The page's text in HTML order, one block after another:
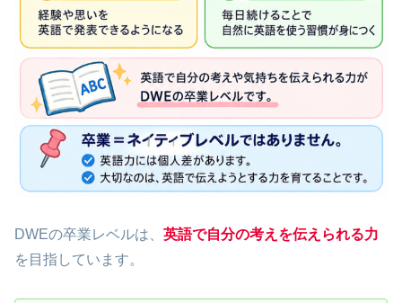
DWEの卒業レベルは、 英語で自分の考えを伝えられる力
を目指しています。